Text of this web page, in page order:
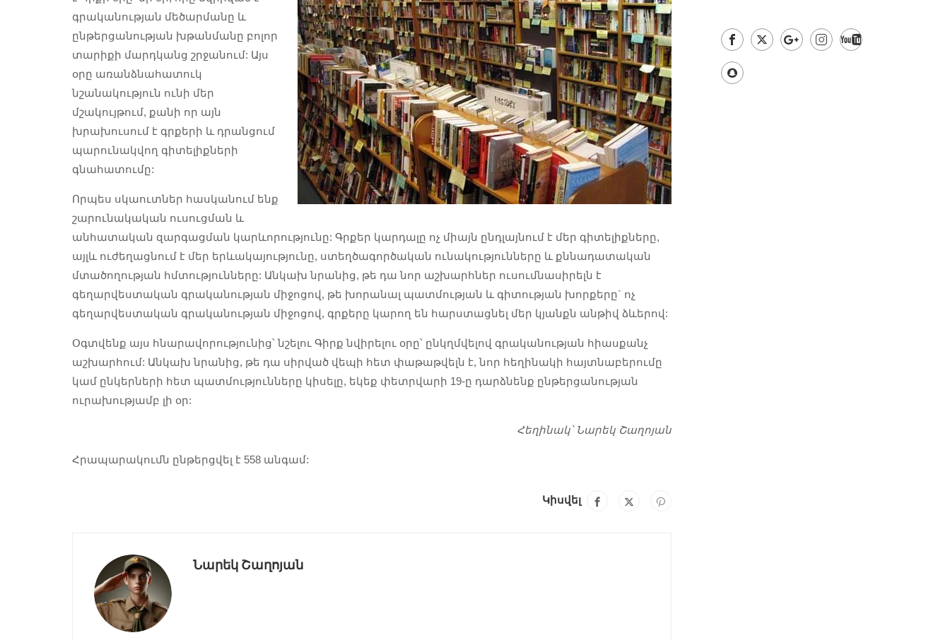
գրականության մեծարմանը և
ընթերցանության խթանմանը բոլոր
տարիքի մարդկանց շրջանում: Այս
օրը առանձնահատուկ
նշանակություն ունի մեր
մշակույթում, քանի որ այն
խրախուսում է գրքերի և դրանցում
պարունակվող գիտելիքների
գնահատումը:
Որպես սկաուտներ հասկանում ենք
շարունակական ուսուցման և
անհատական զարգացման կարևորությունը: Գրքեր կարդալը ոչ միայն ընդլայնում է մեր գիտելիքները,
այլև ուժեղացնում է մեր երևակայությունը, ստեղծագործական ունակությունները և քննադատական
մտածողության հմտությունները: Անկախ նրանից, թե դա նոր աշխարհներ ուսումնասիրելն է
գեղարվեստական գրականության միջոցով, թե խորանալ պատմության և գիտության խորքերը` ոչ
գեղարվեստական գրականության միջոցով, գրքերը կարող են հարստացնել մեր կյանքն անթիվ ձևերով:
Օգտվենք այս հնարավորությունից՝ նշելու Գիրք նվիրելու օրը՝ ընկղմվելով գրականության հիասքանչ
աշխարհում: Անկախ նրանից, թե դա սիրված վեպի հետ փաթաթվելն է, նոր հեղինակի հայտնաբերումը
կամ ընկերների հետ պատմությունները կիսելը, եկեք փետրվարի 19-ը դարձնենք ընթերցանության
ուրախությամբ լի օր:
Հեղինակ՝ Նարեկ Շաղոյան
Հրապարակումն ընթերցվել է 558 անգամ:
Կիսվել
Նարեկ Շաղոյան